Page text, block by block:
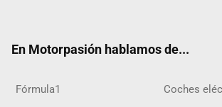
En Motorpasión hablamos de...
Fórmula1 Coches